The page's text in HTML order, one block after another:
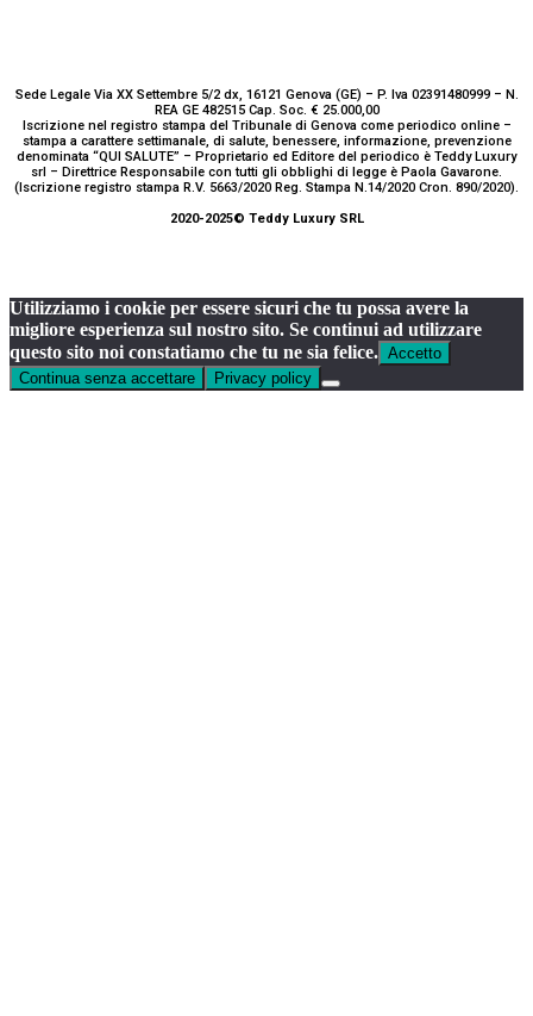
Sede Legale Via XX Settembre 5/2 dx, 16121 Genova (GE) – P. Iva 02391480999 – N.
REA GE 482515 Cap. Soc. € 25.000,00
Iscrizione nel registro stampa del Tribunale di Genova come periodico online –
stampa a carattere settimanale, di salute, benessere, informazione, prevenzione
denominata “QUI SALUTE” – Proprietario ed Editore del periodico è Teddy Luxury
srl – Direttrice Responsabile con tutti gli obblighi di legge è Paola Gavarone.
(Iscrizione registro stampa R.V. 5663/2020 Reg. Stampa N.14/2020 Cron. 890/2020).
2020-2025© Teddy Luxury SRL
Utilizziamo i cookie per essere sicuri che tu possa avere la
migliore esperienza sul nostro sito. Se continui ad utilizzare
questo sito noi constatiamo che tu ne sia felice. Accetto
Continua senza accettare
Privacy policy